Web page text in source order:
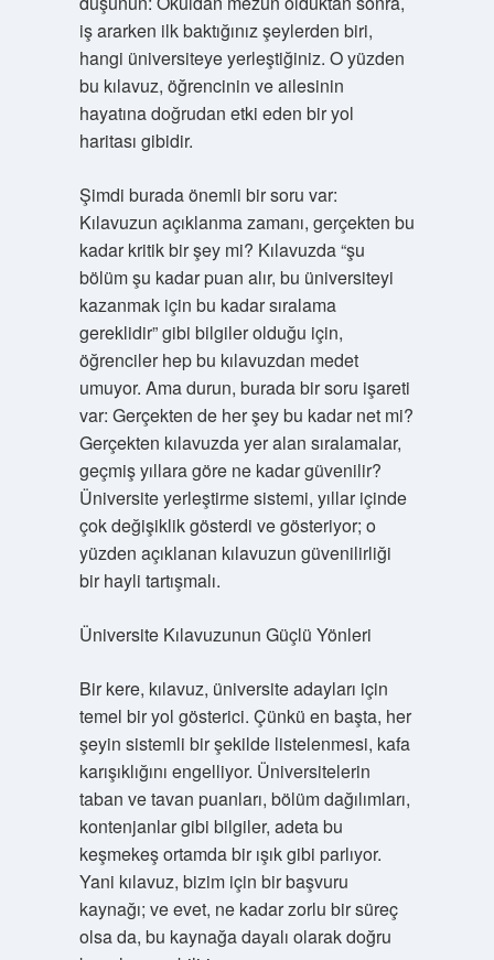
iş ararken ilk baktığınız şeylerden biri,
hangi üniversiteye yerleştiğiniz. O yüzden
bu kılavuz, öğrencinin ve ailesinin
hayatına doğrudan etki eden bir yol
haritası gibidir.
Şimdi burada önemli bir soru var:
Kılavuzun açıklanma zamanı, gerçekten bu
kadar kritik bir şey mi? Kılavuzda “şu
bölüm şu kadar puan alır, bu üniversiteyi
kazanmak için bu kadar sıralama
gereklidir” gibi bilgiler olduğu için,
öğrenciler hep bu kılavuzdan medet
umuyor. Ama durun, burada bir soru işareti
var: Gerçekten de her şey bu kadar net mi?
Gerçekten kılavuzda yer alan sıralamalar,
geçmiş yıllara göre ne kadar güvenilir?
Üniversite yerleştirme sistemi, yıllar içinde
çok değişiklik gösterdi ve gösteriyor; o
yüzden açıklanan kılavuzun güvenilirliği
bir hayli tartışmalı.
Üniversite Kılavuzunun Güçlü Yönleri
Bir kere, kılavuz, üniversite adayları için
temel bir yol gösterici. Çünkü en başta, her
şeyin sistemli bir şekilde listelenmesi, kafa
karışıklığını engelliyor. Üniversitelerin
taban ve tavan puanları, bölüm dağılımları,
kontenjanlar gibi bilgiler, adeta bu
keşmekeş ortamda bir ışık gibi parlıyor.
Yani kılavuz, bizim için bir başvuru
kaynağı; ve evet, ne kadar zorlu bir süreç
olsa da, bu kaynağa dayalı olarak doğru